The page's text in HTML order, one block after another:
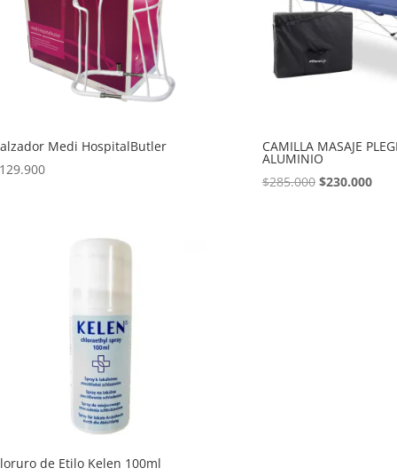
Medi HospitalButler
129.900
CAMILLA MASAJE
ALUMINIO
$285.000 El
$230.000El
de Etilo Kelen 100ml